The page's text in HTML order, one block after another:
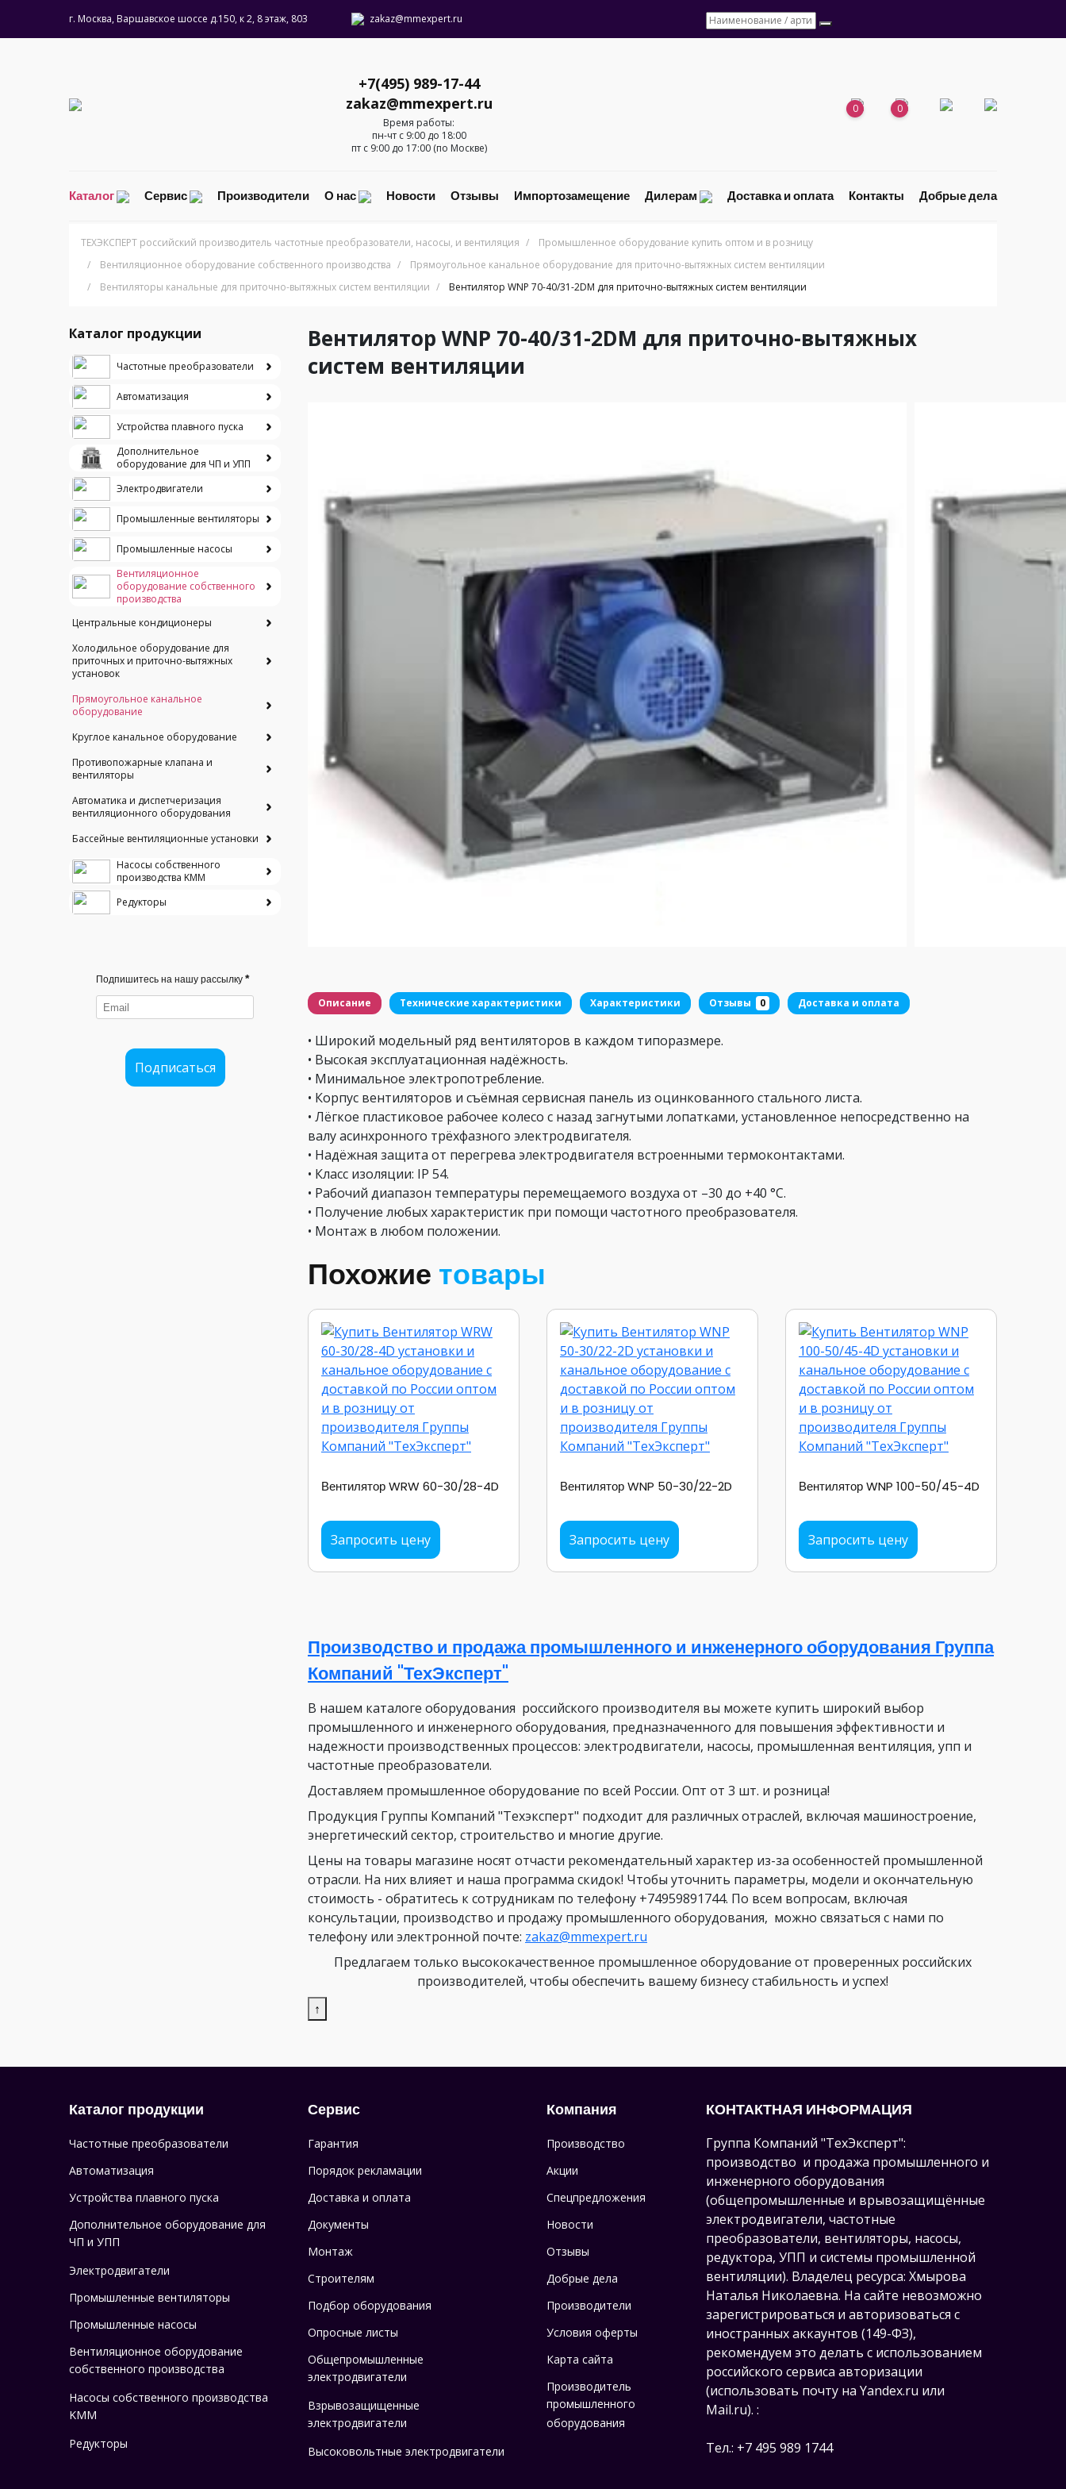
г. Москва, Варшавское шоссе д.150, к 2, 8 этаж, 803 zakaz@mmexpert.ru
+7(495) 989-17-44
zakaz@mmexpert.ru
Время работы:
пн-чт с 9:00 до 18:00
пт с 9:00 до 17:00 (по Москве)
0 0
Каталог Сервис Производители О нас Новости Отзывы Импортозамещение Дилерам Доставка и оплата Контакты Добрые дела
ТЕХЭКСПЕРТ российский производитель частотные преобразователи, насосы, и вентиляция /
Промышленное оборудование купить оптом и в розницу
/
Вентиляционное оборудование собственного производства /
Прямоугольное канальное оборудование для приточно-вытяжных систем вентиляции
/
Вентиляторы канальные для приточно-вытяжных систем вентиляции / Вентилятор WNP 70-40/31-2DM для приточно-вытяжных систем вентиляции
Каталог продукции
Частотные преобразователи
Автоматизация
Устройства плавного пуска
Дополнительное
оборудование для ЧП и УПП
Электродвигатели
Промышленные вентиляторы
Промышленные насосы
Вентиляционное
оборудование собственного
производства
Центральные кондиционеры
Холодильное оборудование для
приточных и приточно-вытяжных
установок
Прямоугольное канальное
оборудование
Круглое канальное оборудование
Противопожарные клапана и
вентиляторы
Автоматика и диспетчеризация
вентиляционного оборудования
Бассейные вентиляционные установки
Насосы собственного
производства KMM
Редукторы
Подпишитесь на нашу рассылку *
Подписаться
Вентилятор WNP 70-40/31-2DM для приточно-вытяжных
систем вентиляции
Описание Технические характеристики Характеристики Отзывы 0 Доставка и оплата
• Широкий модельный ряд вентиляторов в каждом типоразмере.
• Высокая эксплуатационная надёжность.
• Минимальное электропотребление.
• Корпус вентиляторов и съёмная сервисная панель из оцинкованного стального листа.
• Лёгкое пластиковое рабочее колесо с назад загнутыми лопатками, установленное непосредственно на
валу асинхронного трёхфазного электродвигателя.
• Надёжная защита от перегрева электродвигателя встроенными термоконтактами.
• Класс изоляции: IP 54.
• Рабочий диапазон температуры перемещаемого воздуха от –30 до +40 °С.
• Получение любых характеристик при помощи частотного преобразователя.
• Монтаж в любом положении.
Похожие товары
Вентилятор WRW 60-30/28-4D
Запросить цену
Вентилятор WNP 50-30/22-2D
Запросить цену
Вентилятор WNP 100-50/45-4D
Запросить цену
Производство и продажа промышленного и инженерного оборудования Группа
Компаний "ТехЭксперт"
В нашем каталоге оборудования российского производителя вы можете купить широкий выбор
промышленного и инженерного оборудования, предназначенного для повышения эффективности и
надежности производственных процессов: электродвигатели, насосы, промышленная вентиляция, упп и
частотные преобразователи.
Доставляем промышленное оборудование по всей России. Опт от 3 шт. и розница!
Продукция Группы Компаний "Техэксперт" подходит для различных отраслей, включая машиностроение,
энергетический сектор, строительство и многие другие.
Цены на товары магазине носят отчасти рекомендательный характер из-за особенностей промышленной
отрасли. На них влияет и наша программа скидок! Чтобы уточнить параметры, модели и окончательную
стоимость - обратитесь к сотрудникам по телефону +74959891744. По всем вопросам, включая
консультации, производство и продажу промышленного оборудования, можно связаться с нами по
телефону или электронной почте: zakaz@mmexpert.ru
Предлагаем только высококачественное промышленное оборудование от проверенных российских
производителей, чтобы обеспечить вашему бизнесу стабильность и успех!
↑
Каталог продукции
Частотные преобразователи
Автоматизация
Устройства плавного пуска
Дополнительное оборудование для
ЧП и УПП
Электродвигатели
Промышленные вентиляторы
Промышленные насосы
Вентиляционное оборудование
собственного производства
Насосы собственного производства
KMM
Редукторы
Сервис
Гарантия
Порядок рекламации
Доставка и оплата
Документы
Монтаж
Строителям
Подбор оборудования
Опросные листы
Общепромышленные
электродвигатели
Взрывозащищенные
электродвигатели
Высоковольтные электродвигатели
Компания
Производство
Акции
Спецпредложения
Новости
Отзывы
Добрые дела
Производители
Условия оферты
Карта сайта
Производитель
промышленного
оборудования
КОНТАКТНАЯ ИНФОРМАЦИЯ
Группа Компаний "ТехЭксперт":
производство и продажа промышленного и
инженерного оборудования
(общепромышленные и врывозащищённые
электродвигатели, частотные
преобразователи, вентиляторы, насосы,
редуктора, УПП и системы промышленной
вентиляции). Владелец ресурса: Хмырова
Наталья Николаевна. На сайте невозможно
зарегистрироваться и авторизоваться с
иностранных аккаунтов (149-ФЗ),
рекомендуем это делать с использованием
российского сервиса авторизации
(использовать почту на Yandex.ru или
Mail.ru). :
Тел.: +7 495 989 1744